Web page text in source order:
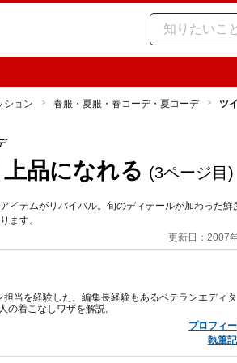
ション 春服・夏服・春コーデ・夏コーデ ツ
品になれる (3ページ目)
イテムがリバイバル。旬のディテールが加わった鮮
ます。
更新日：2007
当を経験した、編集長経験もあるベテランエディ
着こなしワザを解説。
プロフィ
執筆